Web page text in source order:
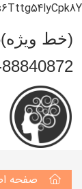
021-88845766(خط ویژه)
صفحه